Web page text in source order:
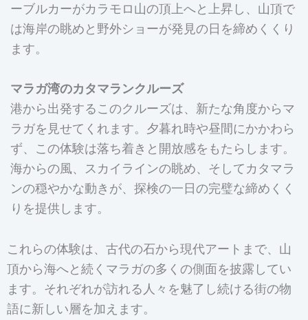
ーブルカーがカラモロ山の頂上へと上昇し、山頂で
は海岸の眺めと野外ショーが発見の日を締めくくり
ます。
マラガ湾のカタマランクルーズ
港から出発するこのクルーズは、新たな角度からマ
ラガを見せてくれます。夕暮れ時や昼間にかかわら
ず、この体験は落ち着きと開放感をもたらします。
海からの風、スカイラインの眺め、そしてカタマラ
ンの穏やかな動きが、探検の一日の完璧な締めくく
りを提供します。
これらの体験は、古代の石から現代アートまで、山
頂から海へと続くマラガの多くの側面を披露してい
ます。それぞれが訪れる人々を魅了し続ける街の物
語に新しい層を加えます。